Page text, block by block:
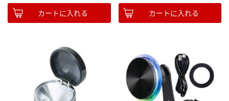
カートに入れる カートに入れる